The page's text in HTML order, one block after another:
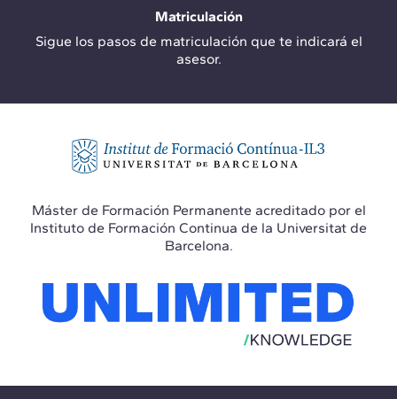
Matriculación
Sigue los pasos de matriculación que te indicará el
asesor.
Máster de Formación Permanente acreditado por el
Instituto de Formación Continua de la Universitat de
Barcelona.